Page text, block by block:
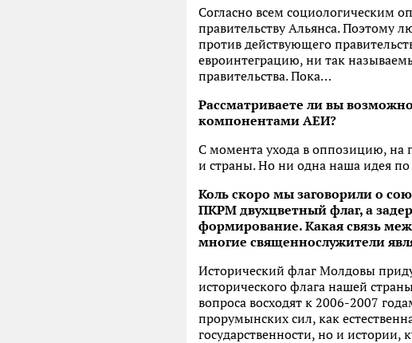
Согласно всем социологическим
правительству Альянса. Поэтому
против действующего
евроинтеграцию, ни так
правительства. Пока…
Рассматриваете ли вы
компонентами АЕИ?
С момента ухода в оппозицию, на
и страны. Но ни одна наша идея
Коль скоро мы заговорили о
ПКРМ двухцветный флаг, а
формирование. Какая связь
многие священнослужители
Исторический флаг Молдовы
исторического флага нашей
вопроса восходят к 2006-2007
прорумынских сил, как
государственности, но и истории,